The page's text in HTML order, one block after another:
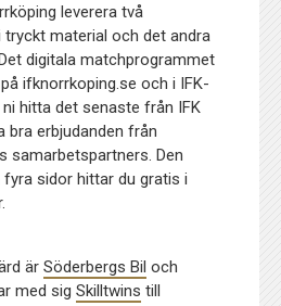
leverera två
material och det andra
digitala matchprogrammet
ifknorrkoping.se och i IFK-
hitta det senaste från IFK
bra erbjudanden från
samarbetspartners. Den
sidor hittar du gratis i
ärSöderbergs Bil och
med sigSkilltwins till